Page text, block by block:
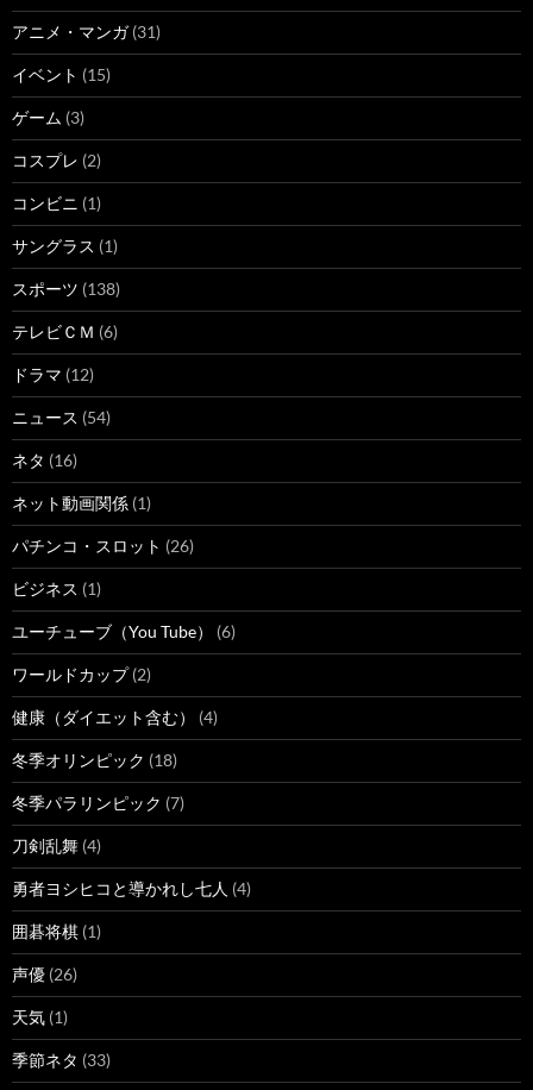
アニメ・マンガ(31)
イベント (15)
ゲーム (3)
コスプレ (2)
コンビニ (1)
サングラス (1)
スポーツ (138)
テレビＣＭ (6)
ドラマ (12)
ニュース (54)
ネタ (16)
ネット動画関係 (1)
パチンコ・スロット (26)
ビジネス (1)
ユーチューブ（You Tube） (6)
ワールドカップ(2)
健康（ダイエット含む） (4)
冬季オリンピック (18)
冬季パラリンピック (7)
刀剣乱舞 (4)
勇者ヨシヒコと導かれし七人 (4)
囲碁将棋 (1)
声優 (26)
天気 (1)
季節ネタ (33)